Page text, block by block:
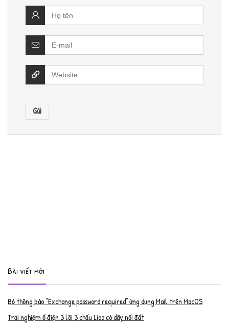
Bài viết mới
Bỏ thông báo “Exchange password required” ứng dụng Mail trên MacOS
Trải nghiệm ổ điện 3 lõi 3 chấu Lioa có dây nối đất